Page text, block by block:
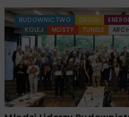
BUDOWNICTWO DROGI
KOLEJ
MOSTY TUNELE